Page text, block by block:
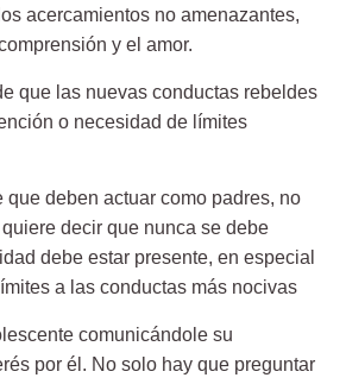
acercamientos no amenazantes,
y el amor.
que las nuevas conductas rebeldes
o necesidad de límites
que deben actuar como padres, no
decir que nunca se debe
debe estar presente, en especial
a las conductas más nocivas
comunicándole su
por él. No solo hay que preguntar